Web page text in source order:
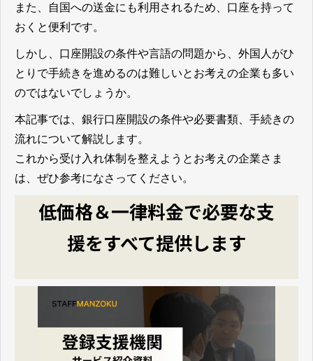
また、自国への送金にも利用されるため、口座を持って
おくと便利です。
しかし、口座開設の条件や言語の問題から、外国人がひ
とりで手続きを進めるのは難しいとお考えの企業も多い
のではないでしょうか。
本記事では、銀行口座開設の条件や必要書類、手続きの
流れについて解説します。
これから受け入れ体制を整えようとお考えの企業さま
は、ぜひ参考になさってください。
低価格＆一律料金で必要な支
援をすべて提供します